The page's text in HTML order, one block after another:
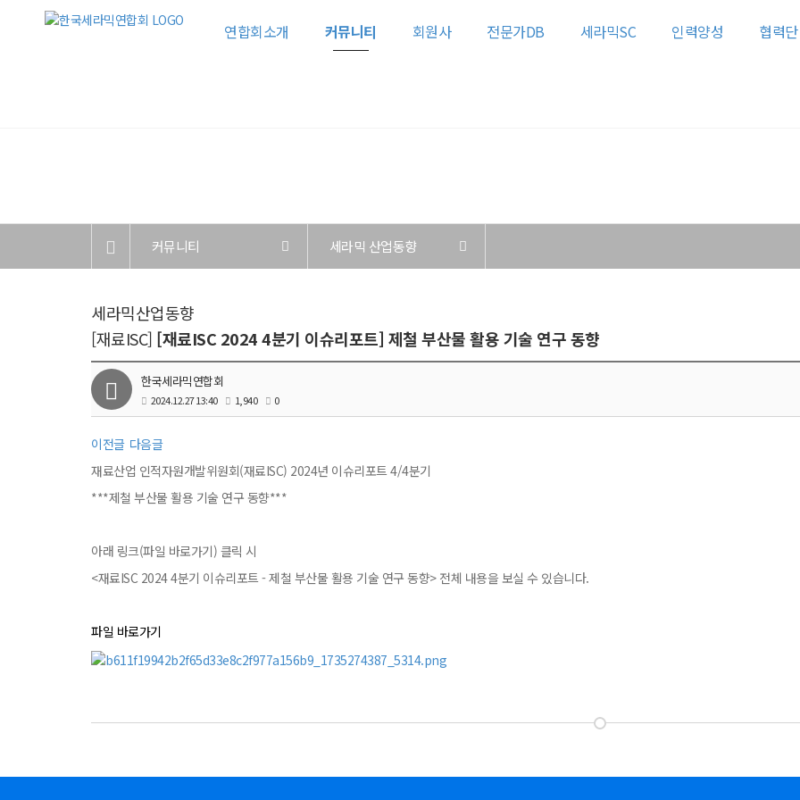
연합회소개 커뮤니티 회원사 전문가DB 세라믹SC 인력양성 협력단
커뮤니티 세라믹 산업동향
세라믹산업동향
[재료ISC] [재료ISC 2024 4분기 이슈리포트] 제철 부산물 활용 기술 연구 동향
한국세라믹연합회
2024.12.27 13:40 1,940 0
이전글 다음글
재료산업 인적자원개발위원회(재료ISC) 2024년 이슈리포트 4/4분기
***제철 부산물 활용 기술 연구 동향***
아래 링크(파일 바로가기) 클릭 시
<재료ISC 2024 4분기 이슈리포트 - 제철 부산물 활용 기술 연구 동향> 전체 내용을 보실 수 있습니다.
파일 바로가기